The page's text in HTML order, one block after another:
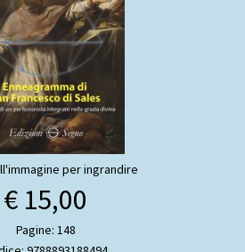
per ingrandire
€ 15,00
Pagine: 148